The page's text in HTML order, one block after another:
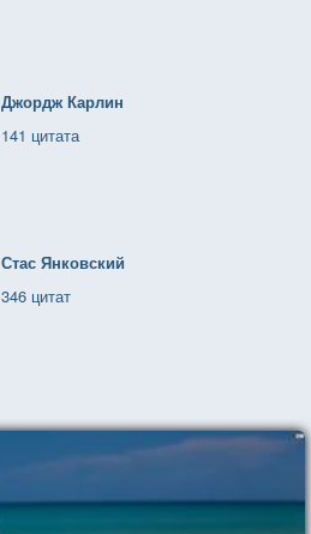
Джордж Карлин
141 цитата
Стас Янковский
346 цитат